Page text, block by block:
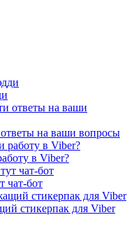
на ваши вопросы
в Viber?
чат-бот
стикерпак для Viber